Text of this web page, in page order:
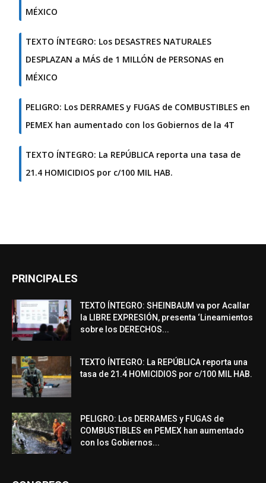
MÉXICO
TEXTO ÍNTEGRO: Los DESASTRES NATURALES
DESPLAZAN a MÁS de 1 MILLÓN de PERSONAS en
MÉXICO
PELIGRO: Los DERRAMES y FUGAS de COMBUSTIBLES en
PEMEX han aumentado con los Gobiernos de la 4T
TEXTO ÍNTEGRO: La REPÚBLICA reporta una tasa de
21.4 HOMICIDIOS por c/100 MIL HAB.
PRINCIPALES
TEXTO ÍNTEGRO: SHEINBAUM va por Acallar
la LIBRE EXPRESIÓN, presenta ‘Lineamientos
sobre los DERECHOS...
TEXTO ÍNTEGRO: La REPÚBLICA reporta una
tasa de 21.4 HOMICIDIOS por c/100 MIL HAB.
PELIGRO: Los DERRAMES y FUGAS de
COMBUSTIBLES en PEMEX han aumentado
con los Gobiernos...